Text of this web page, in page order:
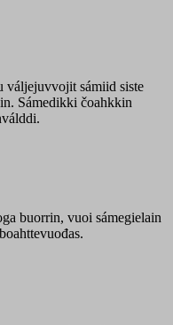
váljejuvvojit sámiid siste
Sámedikki čoahkkin
buorrin, vuoi sámegielain